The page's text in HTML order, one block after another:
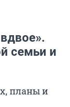
семьи и
планы и